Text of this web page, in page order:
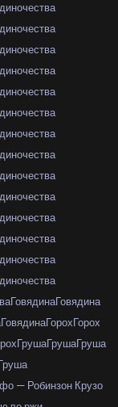
ГовядинаГовядина
ГовядинаГорохГорох
ГрушаГрушаГруша
— Робинзон Крузо